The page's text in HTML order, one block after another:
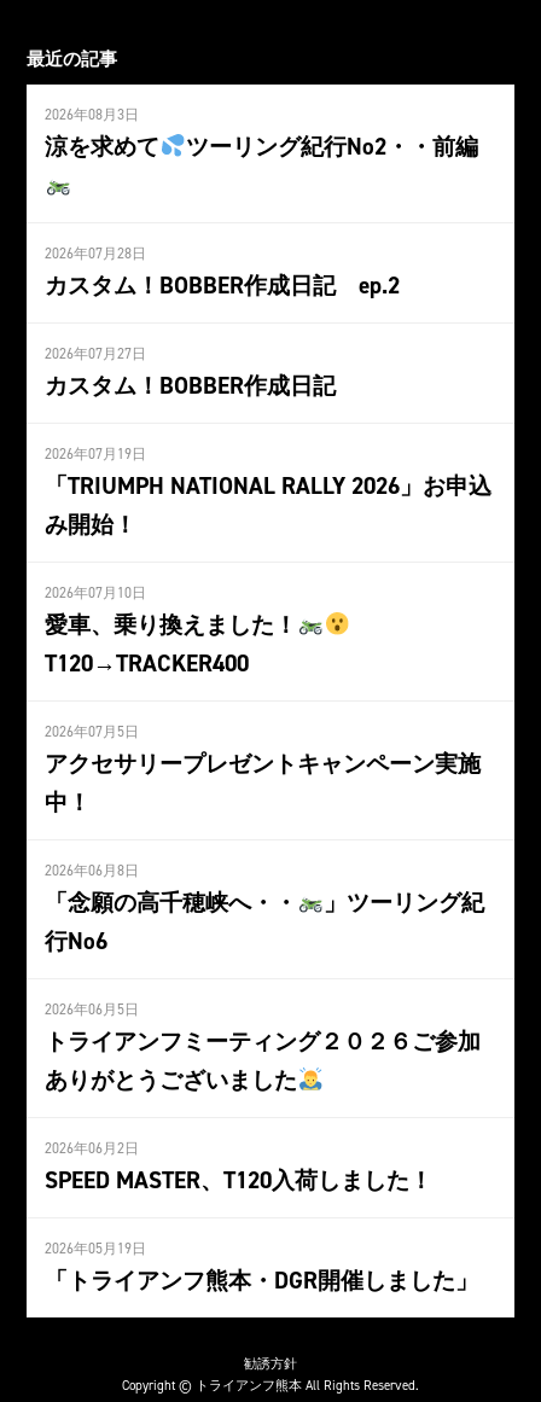
最近の記事
2026年08月3日
涼を求めて ツーリング紀行No2・・前編
2026年07月28日
カスタム！BOBBER作成日記 ep.2
2026年07月27日
カスタム！BOBBER作成日記
2026年07月19日
「TRIUMPH NATIONAL RALLY 2026」お申込
み開始！
2026年07月10日
愛車、乗り換えました！
T120→TRACKER400
2026年07月5日
アクセサリープレゼントキャンペーン実施
中！
2026年06月8日
「念願の高千穂峡へ・・
」ツーリング紀
行No6
2026年06月5日
トライアンフミーティング２０２６ご参加
ありがとうございました
2026年06月2日
SPEED MASTER、T120入荷しました！
2026年05月19日
「トライアンフ熊本・DGR開催しました」
勧誘方針
Copyright © トライアンフ熊本 All Rights Reserved.